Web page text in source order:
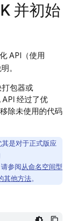
并初始
API（使用
。
包器或
经过了优
除未使用的代码
其是对于正式版应
参阅从命名空间型
其他方法。